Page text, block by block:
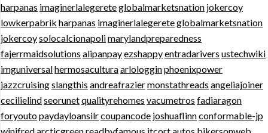
harpanas imaginerlalegereteglobalmarketsnation jokercoy
lowkerpabrik harpanas imaginerlalegereteglobalmarketsnation
jokercoysolocalcionapolimarylandpreparedness
fajerrmaidsolutions alipanpayezshappyentradarivers ustechwiki
imguniversalhermosaculturaarlologginphoenixpower
jazzcruisingslangthis andreafraziermonstathreads angeliajoiner
cecilielindseorunetqualityrehomes vacumetros fadiaragon
foryoutopaydayloansilrcoupancode joshuaflinnconformable-jp